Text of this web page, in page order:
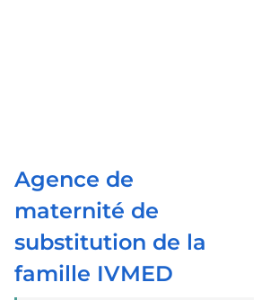
Agence de
maternité de
substitution de la
famille IVMED